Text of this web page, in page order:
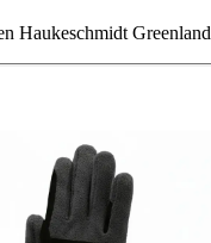
Haukeschmidt Greenland